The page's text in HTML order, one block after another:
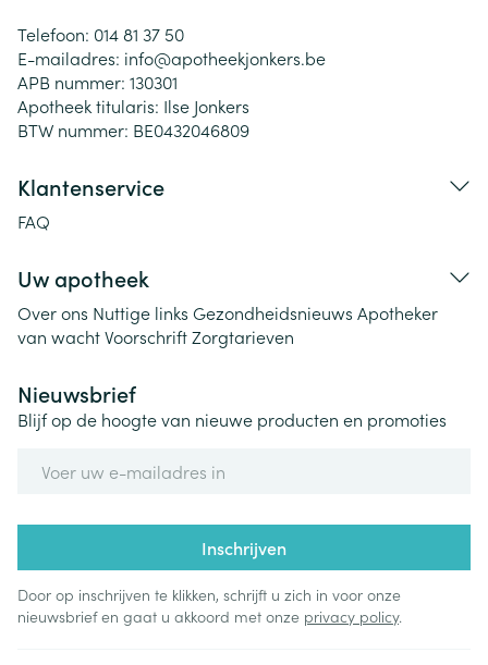
Telefoon: 014 81 37 50
E-mailadres: info@apotheekjonkers.be
APB nummer: 130301
Apotheek titularis: Ilse Jonkers
BTW nummer: BE0432046809
Klantenservice
FAQ
Uw apotheek
Over ons Nuttige links Gezondheidsnieuws Apotheker
van wachtVoorschriftZorgtarieven
Nieuwsbrief
Blijf op de hoogte van nieuwe producten en promoties
Inschrijven
Door op inschrijven te klikken, schrijft u zich in voor onze
nieuwsbrief en gaat u akkoord met onze privacy policy.